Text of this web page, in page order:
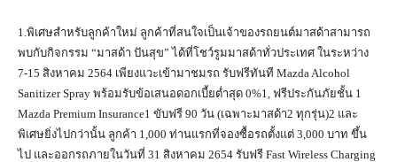
1.พิเศษสำหรับลูกค้าใหม่ ลูกค้าที่สนใจเป็นเจ้าของรถยนต์มาสด้าสามารถ
พบกับกิจกรรม “มาสด้า ปันสุข” ได้ที่โชว์รูมมาสด้าทั่วประเทศ ในระหว่าง
7-15 สิงหาคม 2564 เพียงแวะเข้ามาชมรถ รับฟรีทันที Mazda Alcohol
Sanitizer Spray พร้อมรับข้อเสนอดอกเบี้ยต่ำสุด 0%1, ฟรีประกันภัยชั้น 1
Mazda Premium Insurance1 ขับฟรี 90 วัน (เฉพาะมาสด้า2 ทุกรุ่น)2 และ
พิเศษยิ่งไปกว่านั้น ลูกค้า 1,000 ท่านแรกที่จองซื้อรถตั้งแต่ 3,000 บาท ขึ้น
ไป และออกรถภายในวันที่ 31 สิงหาคม 2654 รับฟรี Fast Wireless Charging